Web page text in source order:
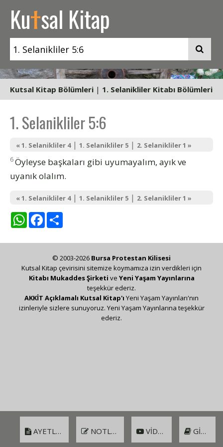
Kutsal Kitap
Kutsal Kitap Bölümleri | 1. Selanikliler Kitabı Bölümleri
1. Selanikliler 5:6
« 1. Selanikliler 4| 1. Selanikliler 5 | 2. Selanikliler 1 »
6Öyleyse başkaları gibi uyumayalım, ayık ve
uyanık olalım.
« 1. Selanikliler 4| 1. Selanikliler 5 | 2. Selanikliler 1 »
WhatsAppFacebook
AYETLER NOTLAR VIDEO GIRIŞ
© 2003-2026 Bursa Protestan Kilisesi
Kutsal Kitap çevirisini sitemize koymamıza izin verdikleri için
Kitabı Mukaddes Şirketi ve Yeni Yaşam Yayınlarına
teşekkür ederiz.
AKKİT Açıklamalı Kutsal Kitap'ı Yeni Yaşam Yayınları'nın
izinleriyle sizlere sunuyoruz. Yeni Yaşam Yayınlarına teşekkür
ederiz.